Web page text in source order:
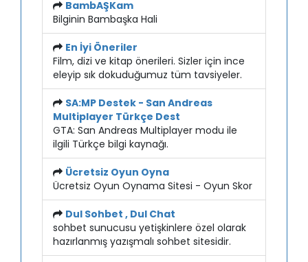
BambAŞKam
Bilginin Bambaşka Hali
En İyi Öneriler
Film, dizi ve kitap önerileri. Sizler için ince
eleyip sık dokuduğumuz tüm tavsiyeler.
SA:MP Destek - San Andreas
Multiplayer Türkçe Dest
GTA: San Andreas Multiplayer modu ile
ilgili Türkçe bilgi kaynağı.
Ücretsiz Oyun Oyna
Ücretsiz Oyun Oynama Sitesi - Oyun Skor
Dul Sohbet , Dul Chat
sohbet sunucusu yetişkinlere özel olarak
hazırlanmış yazışmalı sohbet sitesidir.